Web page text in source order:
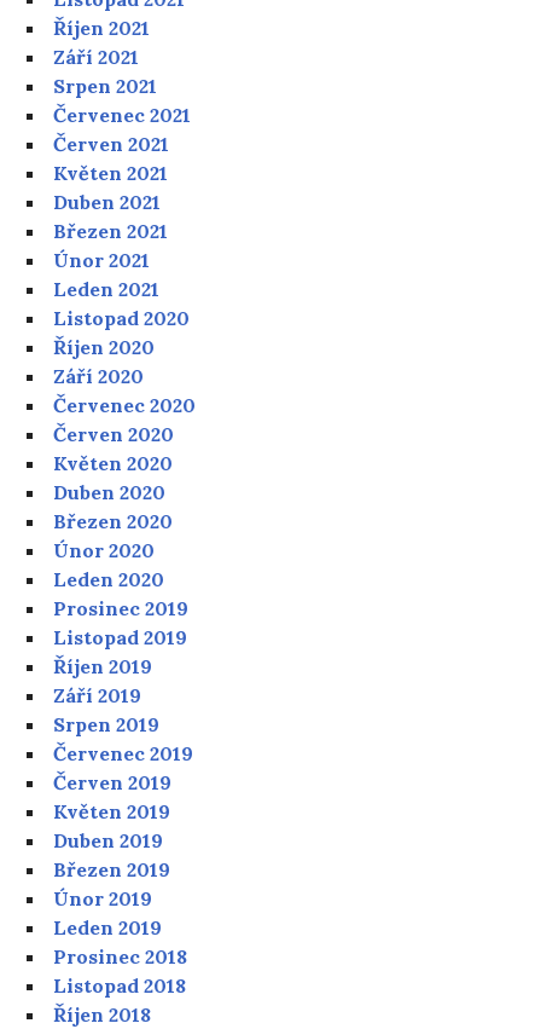
Říjen 2021
Září 2021
Srpen 2021
Červenec 2021
Červen 2021
Květen 2021
Duben 2021
Březen 2021
Únor 2021
Leden 2021
Listopad 2020
Říjen 2020
Září 2020
Červenec 2020
Červen 2020
Květen 2020
Duben 2020
Březen 2020
Únor 2020
Leden 2020
Prosinec 2019
Listopad 2019
Říjen 2019
Září 2019
Srpen 2019
Červenec 2019
Červen 2019
Květen 2019
Duben 2019
Březen 2019
Únor 2019
Leden 2019
Prosinec 2018
Listopad 2018
Říjen 2018